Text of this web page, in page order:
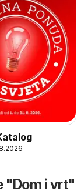
"Dom i vrt"